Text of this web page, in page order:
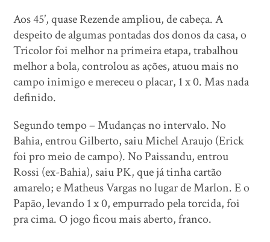
Aos 45’, quase Rezende ampliou, de cabeça. A
despeito de algumas pontadas dos donos da casa, o
Tricolor foi melhor na primeira etapa, trabalhou
melhor a bola, controlou as ações, atuou mais no
campo inimigo e mereceu o placar, 1 x 0. Mas nada
definido.
Segundo tempo – Mudanças no intervalo. No
Bahia, entrou Gilberto, saiu Michel Araujo (Erick
foi pro meio de campo). No Paissandu, entrou
Rossi (ex-Bahia), saiu PK, que já tinha cartão
amarelo; e Matheus Vargas no lugar de Marlon. E o
Papão, levando 1 x 0, empurrado pela torcida, foi
pra cima. O jogo ficou mais aberto, franco.